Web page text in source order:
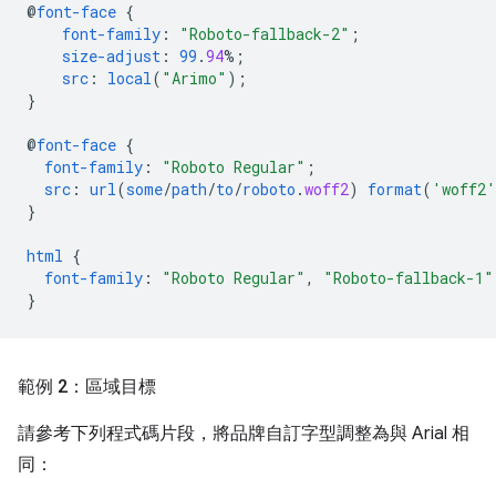
@font-face {
font-family : "Roboto-fallback-2" ;
size-adjust : 99 .94%;
src : local( "Arimo" );
}
@font-face {
font-family : "Roboto Regular" ;
src : url(some/path/to/roboto .woff2) format( 'woff2'
}
html {
font-family : "Roboto Regular" , "Roboto-fallback-1"
}
範例 2：區域目標
請參考下列程式碼片段，將品牌自訂字型調整為與 Arial 相
同：